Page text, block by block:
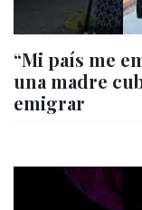
“Mi país me
una madre
emigrar